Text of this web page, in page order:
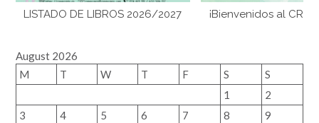
LISTADO DE LIBROS 2026/2027 ¡Bienvenidos al CRA
August 2026
M
T W T F S
S
1
2
3
4 5 6 7 8
9